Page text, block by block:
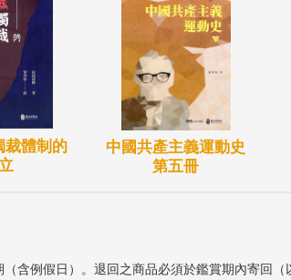
裁體制的
中國共產主義運動史
第五冊
含例假日）。退回之商品必須於鑑賞期內寄回